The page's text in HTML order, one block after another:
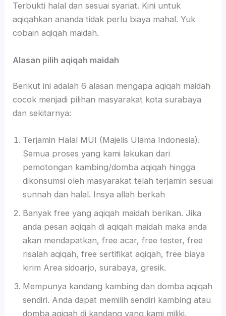
Terbukti halal dan sesuai syariat. Kini untuk
aqiqahkan ananda tidak perlu biaya mahal. Yuk
cobain aqiqah maidah.
Alasan pilih aqiqah maidah
Berikut ini adalah 6 alasan mengapa aqiqah maidah
cocok menjadi pilihan masyarakat kota surabaya
dan sekitarnya:
Terjamin Halal MUI (Majelis Ulama Indonesia).
Semua proses yang kami lakukan dari
pemotongan kambing/domba aqiqah hingga
dikonsumsi oleh masyarakat telah terjamin sesuai
sunnah dan halal. Insya allah berkah
Banyak free yang aqiqah maidah berikan. Jika
anda pesan aqiqah di aqiqah maidah maka anda
akan mendapatkan, free acar, free tester, free
risalah aqiqah, free sertifikat aqiqah, free biaya
kirim Area sidoarjo, surabaya, gresik.
Mempunya kandang kambing dan domba aqiqah
sendiri. Anda dapat memilih sendiri kambing atau
domba aqiqah di kandang yang kami miliki.